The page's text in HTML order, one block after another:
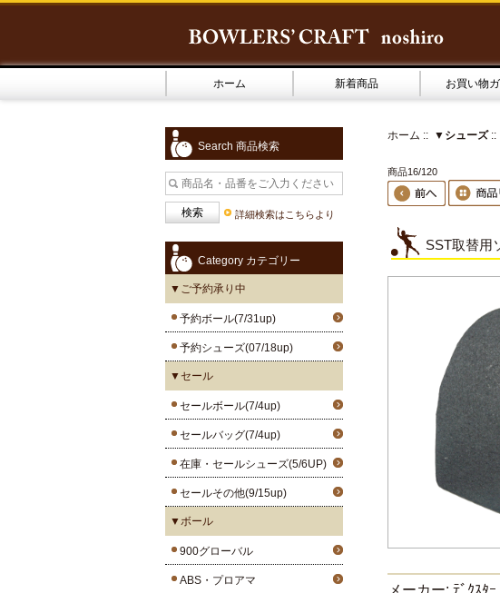
ホーム 新着商品 お買い物
Search 商品検索
詳細検索はこちらより
Category カテゴリー
▼ご予約承り中
予約ボール(7/31up)
予約シューズ(07/18up)
▼セール
セールボール(7/4up)
セールバッグ(7/4up)
在庫・セールシューズ(5/6UP)
セールその他(9/15up)
▼ボール
900グローバル
ABS・プロアマ
ホーム :: ▼シューズ::
商品16/120
SST取替
メーカー: ﾃﾞｸｽﾀｰ